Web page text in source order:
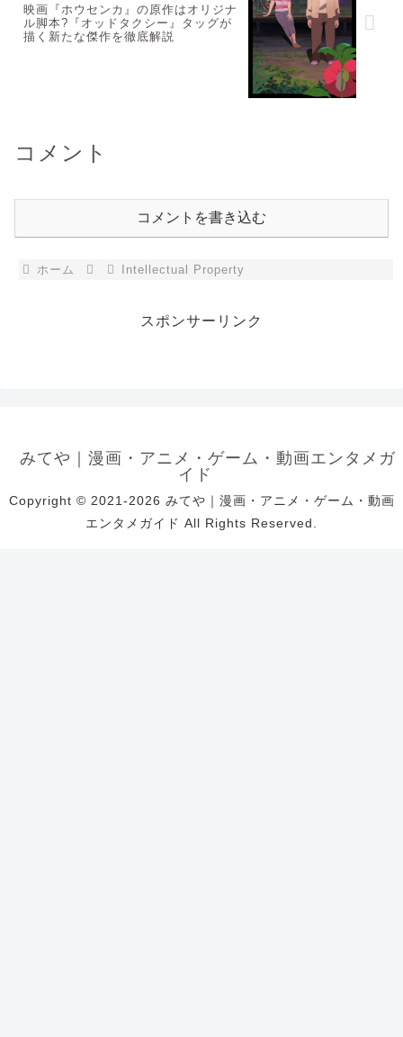
映画『ホウセンカ』の原作はオリジナ
ル脚本?『オッドタクシー』タッグが
描く新たな傑作を徹底解説
コメント
コメントを書き込む
ホーム Intellectual Property
スポンサーリンク
みてや｜漫画・アニメ・ゲーム・動画エンタメガ
イド
Copyright © 2021-2026 みてや｜漫画・アニメ・ゲーム・動画
エンタメガイド All Rights Reserved.